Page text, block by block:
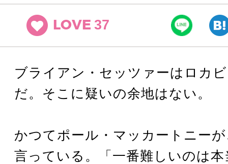
LOVE 37
ブライアン・セッツァーはロカ
だ。そこに疑いの余地はない。
かつてポール・マッカートニー
言っている。「一番難しいのは